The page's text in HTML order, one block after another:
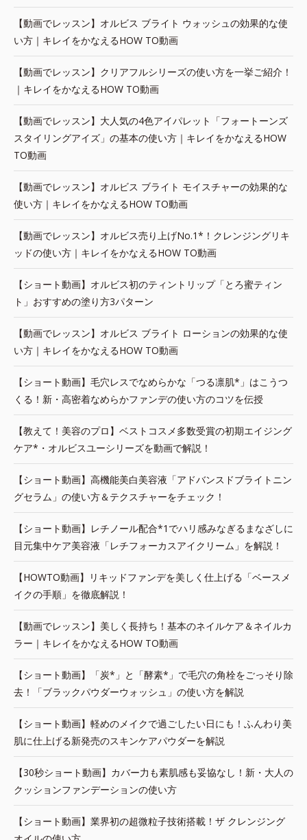
【動画でレッスン】オルビス ブライト ウォッシュの効果的な使
い方｜キレイをかなえるHOW TO動画
【動画でレッスン】クリアフルシリーズの使い方を一挙ご紹介！
｜キレイをかなえるHOW TO動画
【動画でレッスン】大人気の4色アイパレット「フォートーンズ
スタイリングアイズ」の基本の使い方｜キレイをかなえるHOW
TO動画
【動画でレッスン】オルビス ブライト モイスチャーの効果的な
使い方｜キレイをかなえるHOW TO動画
【動画でレッスン】オルビス売り上げNo.1*！クレンジングリキ
ッドの使い方｜キレイをかなえるHOW TO動画
【ショート動画】オルビス初のティントリップ「とろ蜜ティン
ト」おすすめの塗り方3パターン
【動画でレッスン】オルビス ブライト ローションの効果的な使
い方｜キレイをかなえるHOW TO動画
【ショート動画】毛穴レスでなめらかな「つる凛肌*」はこうつ
くる！新・高密着なめらかファンデの使い方のコツを伝授
【教えて！美容のプロ】ベストコスメ多数受賞の初期エイジング
ケア*・オルビスユーシリーズを動画で解説！
【ショート動画】高機能美白美容液「アドバンスドブライトニン
グセラム」の使い方＆テクスチャーをチェック！
【ショート動画】レチノール配合*1でハリ感みなぎるまなざしに
目元集中ケア美容液「レチフォーカスアイクリーム」を解説！
【HOWTO動画】リキッドファンデを美しく仕上げる「ベースメ
イクの手順」を徹底解説！
【動画でレッスン】美しく長持ち！基本のネイルケア＆ネイルカ
ラー｜キレイをかなえるHOW TO動画
【ショート動画】「炭*」と「酵素*」で毛穴の角栓をごっそり除
去！「ブラックパウダーウォッシュ」の使い方を解説
【ショート動画】軽めのメイクで過ごしたい日にも！ふんわり美
肌に仕上げる新発売のスキンケアパウダーを解説
【30秒ショート動画】カバー力も素肌感も妥協なし！新・大人の
クッションファンデーションの使い方
【ショート動画】業界初の超微粒子技術搭載！ザ クレンジング